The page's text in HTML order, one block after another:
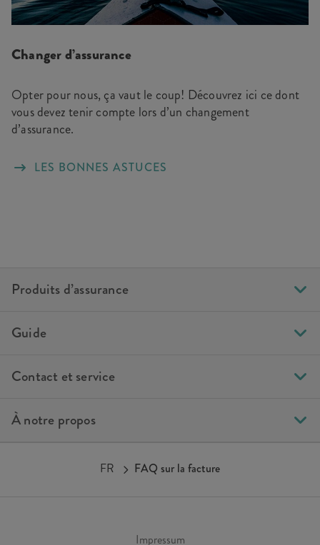
Changer d’assurance
Opter pour nous, ça vaut le coup! Découvrez ici ce dont
vous devez tenir compte lors d’un changement
d’assurance.
LES BONNES ASTUCES
Produits d’assurance
Guide
Contact et service
À notre propos
Impressum
FR FAQ sur la facture